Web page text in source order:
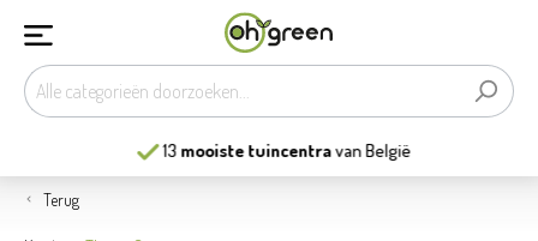
13 mooiste tuincentravan België
Terug